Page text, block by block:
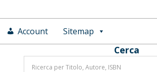
Account Sitemap
Cerca